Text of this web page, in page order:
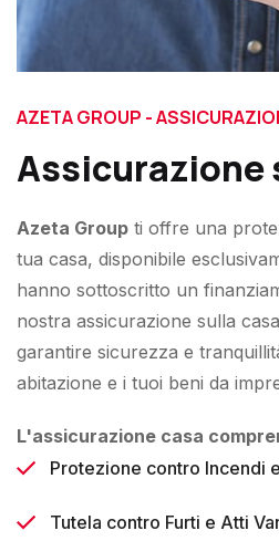
AZETA GROUP -
Assicurazione
Azeta Group ti offre una
tua casa, disponibile
hanno sottoscritto un
nostra assicurazione sulla
garantire sicurezza e
abitazione e i tuoi beni da
L'assicurazione casa
Protezione contro Incendi
Tutela contro Furti e Atti